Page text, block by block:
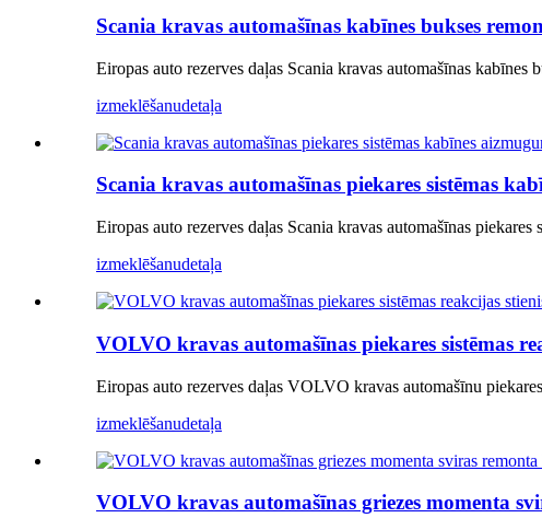
Scania kravas automašīnas kabīnes bukses
Eiropas auto rezerves daļas Scania kravas automašīnas kabīnes
izmeklēšanudetaļa
Scania kravas automašīnas piekares sistēmas
Eiropas auto rezerves daļas Scania kravas automašīnas
izmeklēšanudetaļa
VOLVO kravas automašīnas piekares sistēmas
Eiropas auto rezerves daļas VOLVO kravas automašīnu
izmeklēšanudetaļa
VOLVO kravas automašīnas griezes momenta